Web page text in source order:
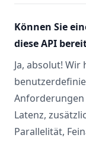
Können Sie
diese API
Ja, absolut!
Anforderungen
Latenz,
Parallelität,